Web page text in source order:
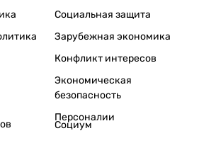
Социальная защита
Зарубежная экономика
Конфликт интересов
Экономическая
безопасность
Персоналии
Социум